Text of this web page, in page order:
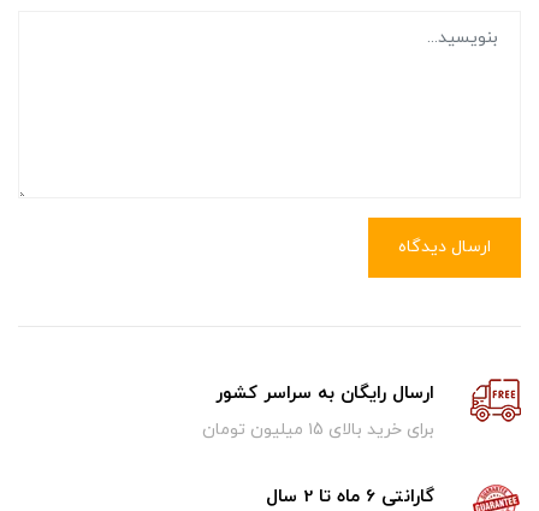
ارسال دیدگاه
ارسال رایگان به سراسر کشور
برای خرید بالای ۱5 میلیون تومان
گارانتی 6 ماه تا 2 سال